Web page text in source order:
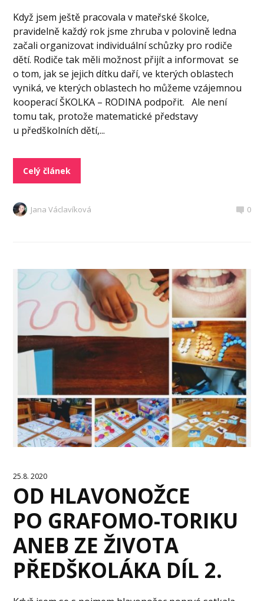
Když jsem ještě pracovala v mateřské školce,
pravidelně každý rok jsme zhruba v polovině ledna
začali organizovat individuální schůzky pro rodiče
dětí. Rodiče tak měli možnost přijít a informovat se
o tom, jak se jejich dítku daří, ve kterých oblastech
vyniká, ve kterých oblastech ho můžeme vzájemnou
kooperací ŠKOLKA – RODINA podpořit. Ale není
tomu tak, protože matematické představy
u předškolních dětí,...
Celý článek
Jana Václavíková 0
25.8. 2020
OD HLAVONOŽCE
PO GRAFOMO-TORIKU
ANEB ZE ŽIVOTA
PŘEDŠKOLÁKA DÍL 2.